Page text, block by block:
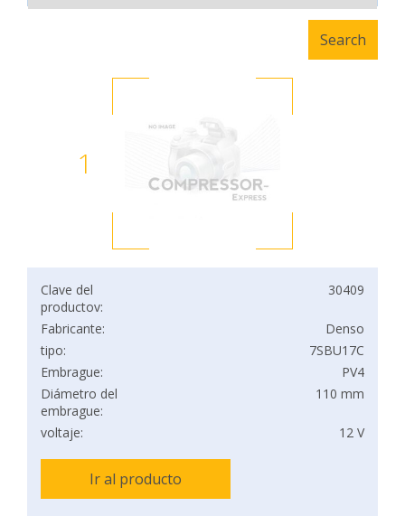
1
Clave del
productov:
30409
Fabricante:
Denso
tipo:
7SBU17C
Embrague:
PV4
Diámetro del
embrague:
110 mm
voltaje: 12 V
Ir al producto